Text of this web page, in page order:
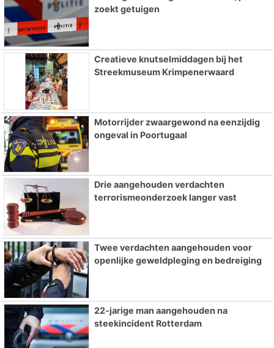
zoekt getuigen
Creatieve knutselmiddagen bij het
Streekmuseum Krimpenerwaard
Motorrijder zwaargewond na eenzijdig
ongeval in Poortugaal
Drie aangehouden verdachten
terrorismeonderzoek langer vast
Twee verdachten aangehouden voor
openlijke geweldpleging en bedreiging
22-jarige man aangehouden na
steekincident Rotterdam